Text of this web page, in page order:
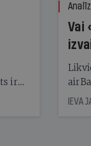
ir
Vai
IEVA